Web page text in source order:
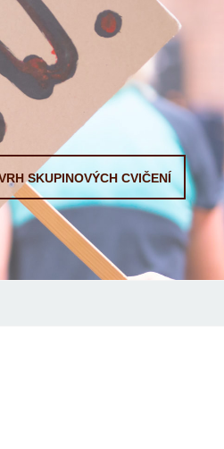
SKUPINOVÝCH CVIČENÍ